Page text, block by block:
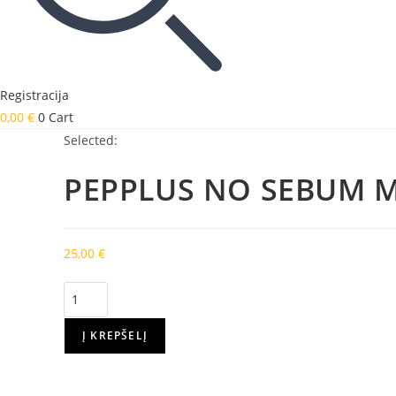
Registracija
0,00 € 0 Cart
Selected:
PEPPLUS NO SEBUM
25,00 €
produkto
kiekis:
PEPPLUS
NO
Į KREPŠELĮ